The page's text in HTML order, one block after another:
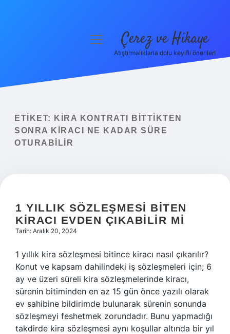
Yasal Uyarı
Hakkımızda
menüyü Çerez ve Hikaye
Atıştırmalıklarla dolu keyifli öneriler!
ETIKET:
KIRA KONTRATI BITTIKTEN
SONRA KIRACI NE KADAR SÜRE
OTURABILIR
1 YILLIK SÖZLEŞMESI BITEN
KIRACI EVDEN ÇIKABILIR MI
Tarih: Aralık 20, 2024
1 yıllık kira sözleşmesi bitince kiracı nasıl çıkarılır?
Konut ve kapsam dahilindeki iş sözleşmeleri için; 6
ay ve üzeri süreli kira sözleşmelerinde kiracı,
sürenin bitiminden en az 15 gün önce yazılı olarak
ev sahibine bildirimde bulunarak sürenin sonunda
sözleşmeyi feshetmek zorundadır. Bunu yapmadığı
takdirde kira sözleşmesi aynı koşullar altında bir yıl